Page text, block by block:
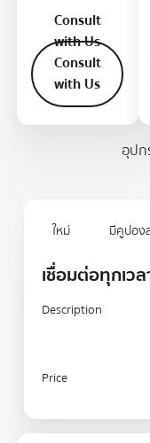
Consult with
Consult
with Us
Consult
with Us
อุปก
ใหม่ มีคูปอง
เชื่อมต่อทุกเว
Description
Price